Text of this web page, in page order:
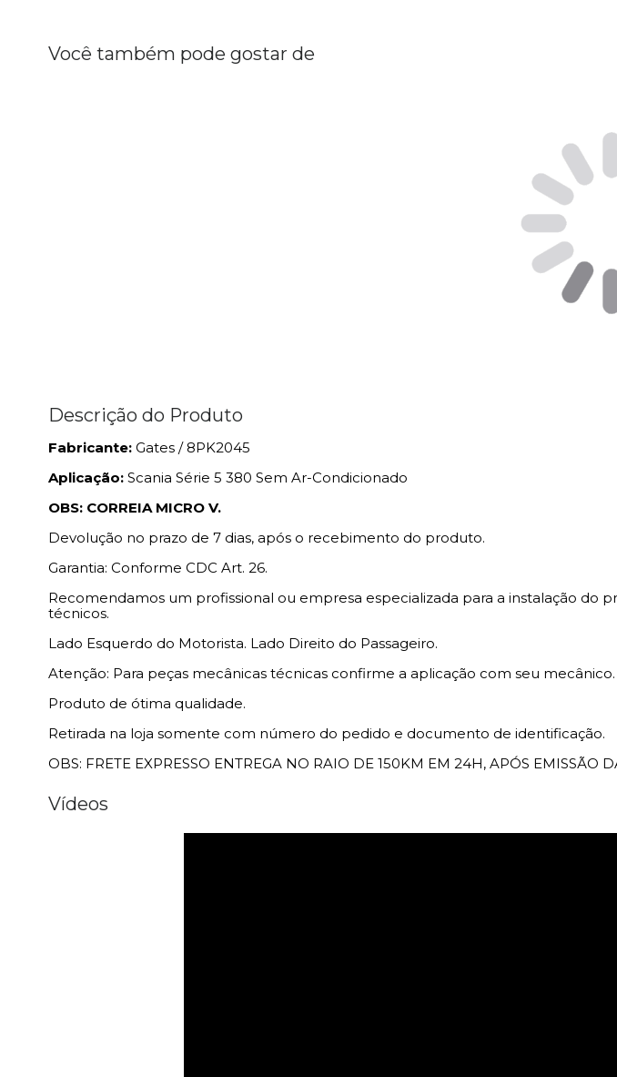
Você também pode gostar de
Descrição do Produto
Fabricante: Gates / 8PK2045
Aplicação: Scania Série 5 380 Sem Ar-Condicionado
OBS: CORREIA MICRO V.
Devolução no prazo de 7 dias, após o recebimento do produto.
Garantia: Conforme CDC Art. 26.
Recomendamos um profissional ou empresa especializada para a instalação
técnicos.
Lado Esquerdo do Motorista. Lado Direito do Passageiro.
Atenção: Para peças mecânicas técnicas confirme a aplicação com seu mecânico.
Produto de ótima qualidade.
Retirada na loja somente com número do pedido e documento de identificação.
OBS: FRETE EXPRESSO ENTREGA NO RAIO DE 150KM EM 24H, APÓS EMISSÃO
Vídeos